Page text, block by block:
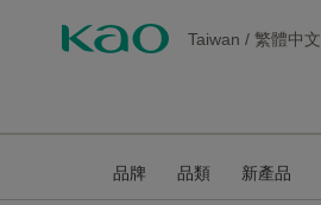
Taiwan / 繁體中文
品牌 品類 新產品